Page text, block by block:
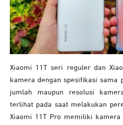
Xiaomi 11T seri reguler dan
kamera dengan spesifikasi sama
jumlah maupun resolusi
terlihat pada saat melakukan
Xiaomi 11T Pro memiliki